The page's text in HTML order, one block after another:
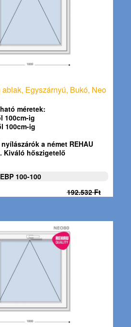
Egyszárnyú, Bukó, Neo
méretek:
100cm-ig
100cm-ig
nyílászárók a német REHAU
Kiváló hőszigetelő
100-100
192.532 Ft